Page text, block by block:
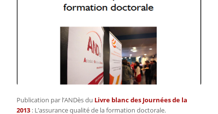
Publication par l’ANDès du Livre blanc des Journées de la
2013: L’assurance qualité de la formation doctorale.